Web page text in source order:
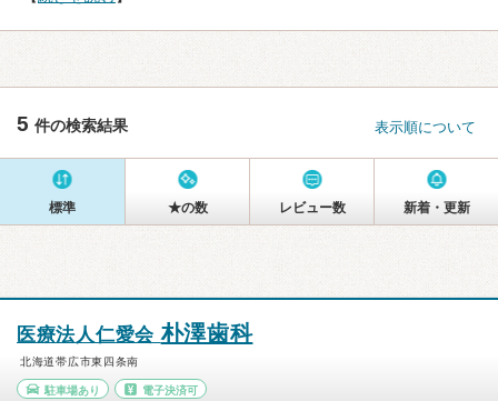
5 件の検索結果 表示順について
標準 ★の数 レビュー数 新着・更新
医療法人仁愛会朴澤歯科
北海道帯広市東四条南
駐車場あり 電子決済可